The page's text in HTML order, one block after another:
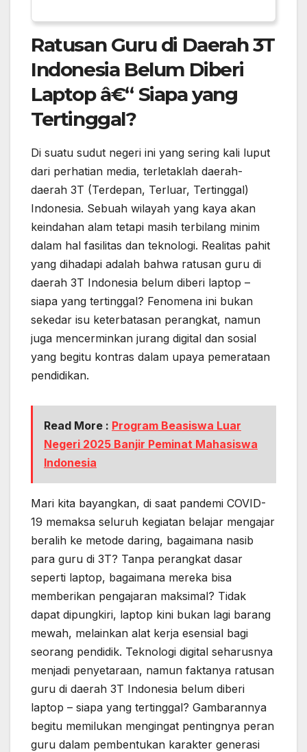
Ratusan Guru di Daerah 3T
Indonesia Belum Diberi
Laptop â€“ Siapa yang
Tertinggal?
Di suatu sudut negeri ini yang sering kali luput
dari perhatian media, terletaklah daerah-
daerah 3T (Terdepan, Terluar, Tertinggal)
Indonesia. Sebuah wilayah yang kaya akan
keindahan alam tetapi masih terbilang minim
dalam hal fasilitas dan teknologi. Realitas pahit
yang dihadapi adalah bahwa ratusan guru di
daerah 3T Indonesia belum diberi laptop –
siapa yang tertinggal? Fenomena ini bukan
sekedar isu keterbatasan perangkat, namun
juga mencerminkan jurang digital dan sosial
yang begitu kontras dalam upaya pemerataan
pendidikan.
Read More : Program Beasiswa Luar
Negeri 2025 Banjir Peminat Mahasiswa
Indonesia
Mari kita bayangkan, di saat pandemi COVID-
19 memaksa seluruh kegiatan belajar mengajar
beralih ke metode daring, bagaimana nasib
para guru di 3T? Tanpa perangkat dasar
seperti laptop, bagaimana mereka bisa
memberikan pengajaran maksimal? Tidak
dapat dipungkiri, laptop kini bukan lagi barang
mewah, melainkan alat kerja esensial bagi
seorang pendidik. Teknologi digital seharusnya
menjadi penyetaraan, namun faktanya ratusan
guru di daerah 3T Indonesia belum diberi
laptop – siapa yang tertinggal? Gambarannya
begitu memilukan mengingat pentingnya peran
guru dalam pembentukan karakter generasi